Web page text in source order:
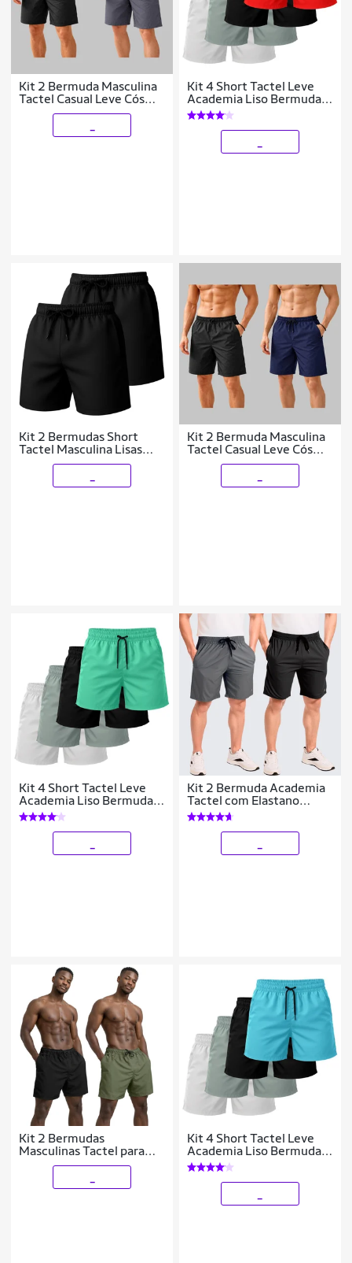
Kit 2 Bermuda Masculina
Tactel Casual Leve Cós
Elástico
Kit 4 Short Tactel Leve
Academia Liso Bermuda
Masculina
Kit 2 Bermudas Short
Tactel Masculina Lisas
com Bolsos e Ajuste na
Kit 2 Bermuda Masculina
Tactel Casual Leve Cós
Elástico
Kit 4 Short Tactel Leve
Academia Liso Bermuda
Masculina
Kit 2 Bermuda Academia
Tactel com Elastano
Short Praia Treino Corrida
Kit 2 Bermudas
Masculinas Tactel para
Lazer com Bolsos e Cós
Kit 4 Short Tactel Leve
Academia Liso Bermuda
Masculina